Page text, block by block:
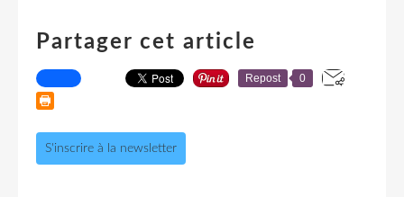
Partager cet article
Repost 0
S'inscrire à la newsletter